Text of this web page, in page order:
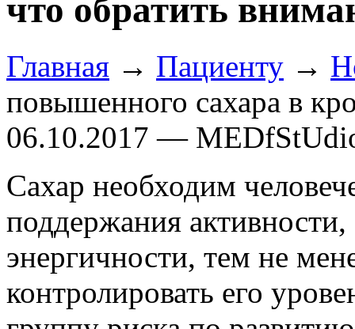
что обратить
Главная → Пациенту →
повышенного сахара в
06.10.2017 —
Сахар необходим
поддержания
энергичности, тем не
контролировать его